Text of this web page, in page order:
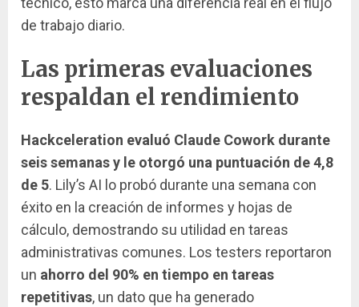
de trabajo diario.
Las primeras evaluaciones
respaldan el rendimiento
Hackceleration evaluó Claude Cowork durante
seis semanas y le otorgó una puntuación de 4,8
de 5. Lily’s AI lo probó durante una semana con
éxito en la creación de informes y hojas de
cálculo, demostrando su utilidad en tareas
administrativas comunes. Los testers reportaron
un ahorro del 90% en tiempo en tareas
repetitivas, un dato que ha generado